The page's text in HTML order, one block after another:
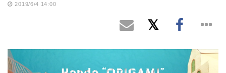
2019/6/4 14:00